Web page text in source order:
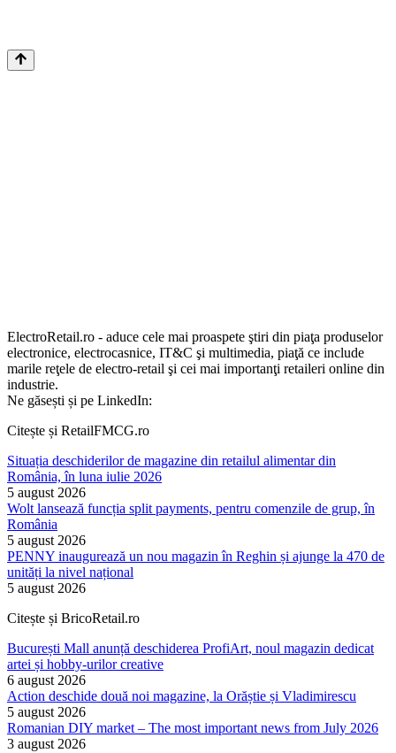
ElectroRetail.ro - aduce cele mai proaspete ştiri din piaţa produselor
electronice, electrocasnice, IT&C şi multimedia, piaţă ce include
marile reţele de electro-retail şi cei mai importanţi retaileri online din
industrie.
Ne găsești și pe LinkedIn:
Citește și RetailFMCG.ro
Situația deschiderilor de magazine din retailul alimentar din
România, în luna iulie 2026
5 august 2026
Wolt lansează funcția split payments, pentru comenzile de grup, în
România
5 august 2026
PENNY inaugurează un nou magazin în Reghin și ajunge la 470 de
unități la nivel național
5 august 2026
Citește și BricoRetail.ro
București Mall anunță deschiderea ProfiArt, noul magazin dedicat
artei și hobby-urilor creative
6 august 2026
Action deschide două noi magazine, la Orăștie și Vladimirescu
5 august 2026
Romanian DIY market – The most important news from July 2026
3 august 2026